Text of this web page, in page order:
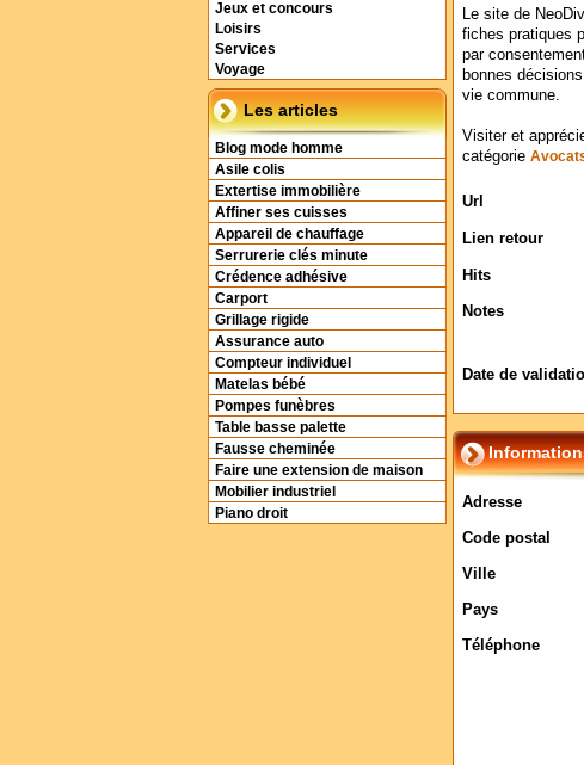
Jeux et concours
Loisirs
Services
Voyage
Les articles
Blog mode homme
Asile colis
Extertise immobilière
Affiner ses cuisses
Appareil de chauffage
Serrurerie clés minute
Crédence adhésive
Carport
Grillage rigide
Assurance auto
Compteur individuel
Matelas bébé
Pompes funèbres
Table basse palette
Fausse cheminée
Faire une extension de maison
Mobilier industriel
Piano droit
Le site de
fiches pratiques
par
bonnes
vie commune.
Visiter et
catégorie
Url
Lien retour
Hits
Notes
Date de
Adresse
Code postal
Ville
Pays
Téléphone